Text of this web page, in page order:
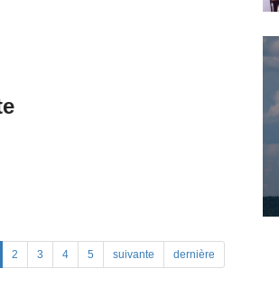
2 3 4 5 suivante dernière